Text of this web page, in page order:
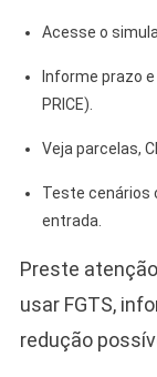
Acesse o
Informe prazo
PRICE).
Veja parcelas,
Teste cenários
entrada.
Preste
usar FGTS,
redução